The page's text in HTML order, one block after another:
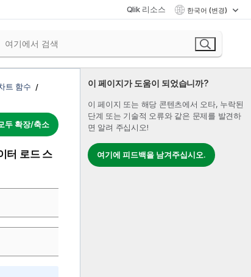
Qlik 리소스 한국어 (변경)
이 페이지가 도움이 되었습니까?
이 페이지 또는 해당 콘텐츠에서 오타, 누락된
단계 또는 기술적 오류와 같은 문제를 발견하
면 알려 주십시오!
여기에 피드백을 남겨주십시오.
트 함수
두 확장/축소
터 로드 스